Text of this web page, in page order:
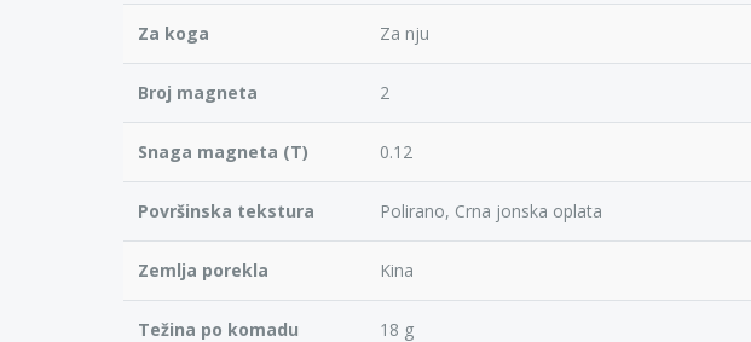
Za koga Za nju
Broj magneta 2
Snaga magneta (T) 0.12
Površinska tekstura Polirano, Crna jonska oplata
Zemlja porekla Kina
Težina po komadu 18 g